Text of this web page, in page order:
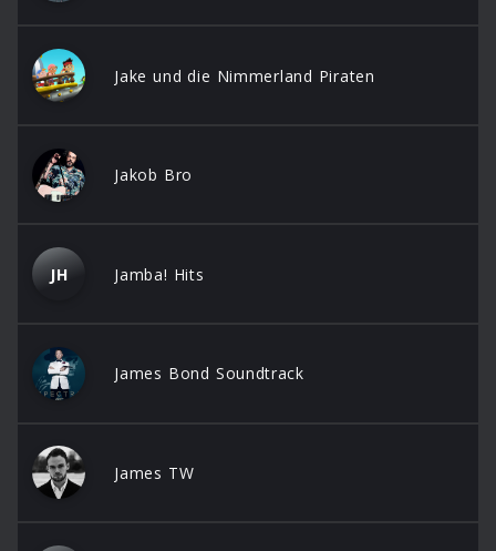
Jake und die Nimmerland Piraten
Jakob Bro
JH Jamba! Hits
James Bond Soundtrack
James TW